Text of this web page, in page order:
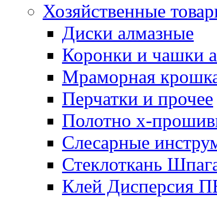
Хозяйственные
Диски алмазные
Коронки и чашки
Мраморная
Перчатки и прочее
Полотно х-
Слесарные
Стеклоткань
Клей Дисперсия